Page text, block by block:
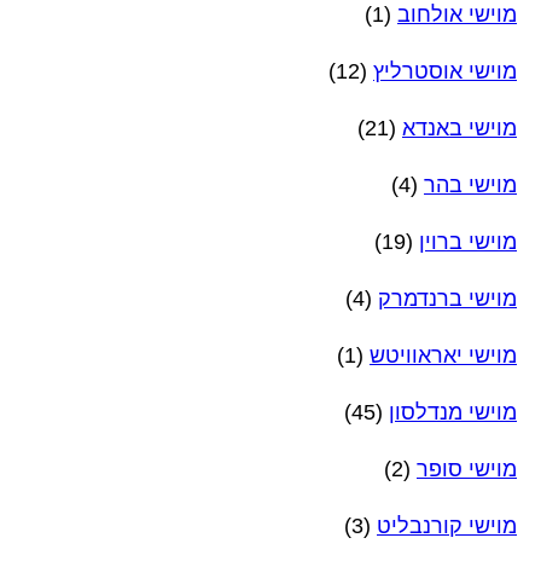
מוישי אולחוב (1)
מוישי אוסטרליץ (12)
מוישי באנדא (21)
מוישי בהר (4)
מוישי ברוין (19)
מוישי ברנדמרק (4)
מוישי יאראוויטש (1)
מוישי מנדלסון (45)
מוישי סופר (2)
מוישי קורנבליט (3)